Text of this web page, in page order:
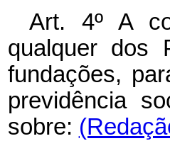
Art. 4º A
qualquer dos
fundações,
previdência
sobre: